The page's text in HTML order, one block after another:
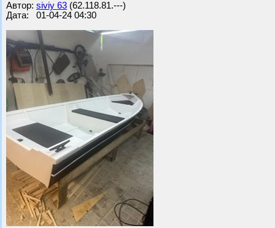
Автор: siviy 63 (62.118.81.---)
Дата: 01-04-24 04:30